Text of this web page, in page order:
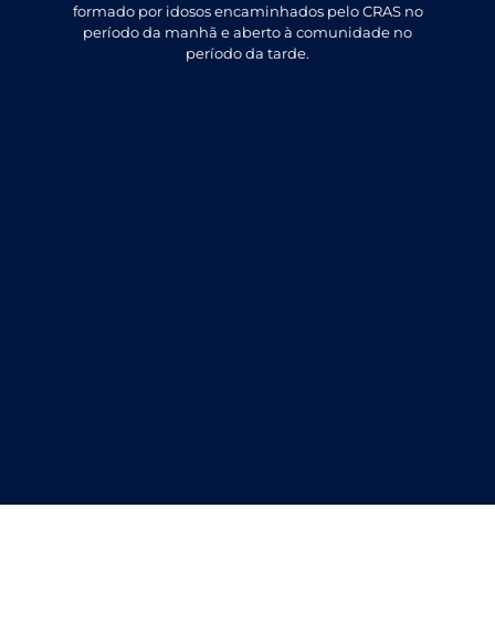
formado por idosos encaminhados pelo CRAS no
período da manhã e aberto à comunidade no
período da tarde.